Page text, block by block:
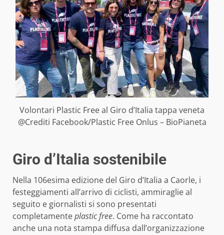
Volontari Plastic Free al Giro d’Italia tappa veneta
@Crediti Facebook/Plastic Free Onlus – BioPianeta
Giro d’Italia sostenibile
Nella 106esima edizione del Giro d’Italia a Caorle, i
festeggiamenti all’arrivo di ciclisti, ammiraglie al
seguito e giornalisti si sono presentati
completamenteplastic free. Come ha raccontato
anche una nota stampa diffusa dall’organizzazione